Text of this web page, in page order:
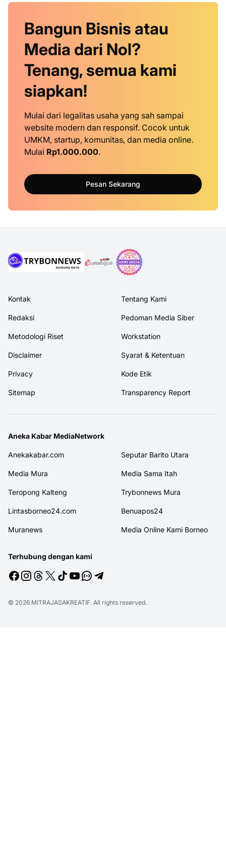
Bangun Bisnis atau
Media dari Nol?
Tenang, semua kami
siapkan!
Mulai dari legalitas usaha yang sah sampai
website modern dan responsif. Cocok untuk
UMKM, startup, komunitas, dan media online.
Mulai Rp1.000.000.
Pesan Sekarang
Kontak Tentang Kami
Redaksi Pedoman Media Siber
Metodologi Riset Workstation
Disclaimer Syarat & Ketentuan
Privacy Kode Etik
Sitemap Transparency Report
Aneka Kabar MediaNetwork
Anekakabar.com Seputar Barito Utara
Media Mura Media Sama Itah
Teropong Kalteng Trybonnews Mura
Lintasborneo24.com Benuapos24
Muranews Media Online Kami Borneo
Terhubung dengan kami
© 2026 MITRAJASAKREATIF. All rights reserved.